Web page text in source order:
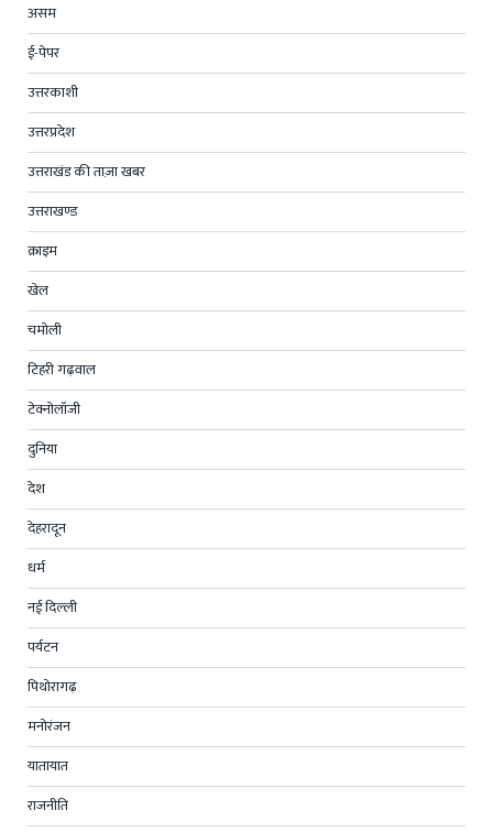
असम
ई-पेपर
उत्तरकाशी
उत्तरप्रदेश
उत्तराखंड की ताज़ा खबर
उत्तराखण्ड
क्राइम
खेल
चमोली
टिहरी गढ़वाल
टेक्नोलॉजी
दुनिया
देश
देहरादून
धर्म
नई दिल्ली
पर्यटन
पिथोरागढ़
मनोरंजन
यातायात
राजनीति